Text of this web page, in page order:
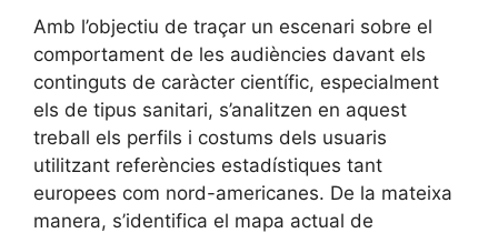
Amb l’objectiu de traçar un escenari sobre el
comportament de les audiències davant els
continguts de caràcter científic, especialment
els de tipus sanitari, s’analitzen en aquest
treball els perfils i costums dels usuaris
utilitzant referències estadístiques tant
europees com nord-americanes. De la mateixa
manera, s’identifica el mapa actual de